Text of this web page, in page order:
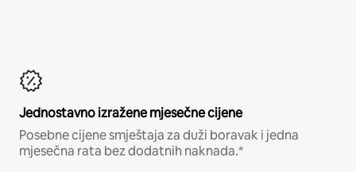
Jednostavno izražene mjesečne cijene
Posebne cijene smještaja za duži boravak i jedna
mjesečna rata bez dodatnih naknada.*